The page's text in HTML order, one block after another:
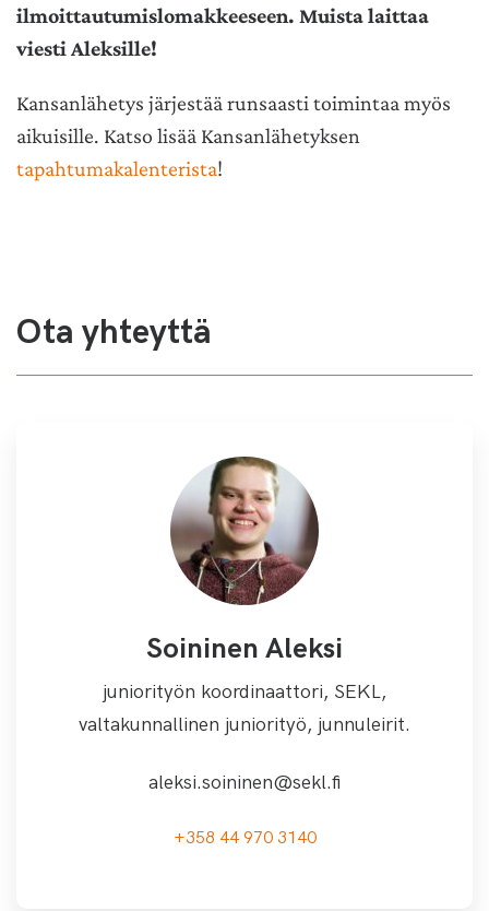
ilmoittautumislomakkeeseen. Muista laittaa
viesti Aleksille!
Kansanlähetys järjestää runsaasti toimintaa myös
aikuisille. Katso lisää Kansanlähetyksen
tapahtumakalenterista!
Ota yhteyttä
Soininen Aleksi
juniorityön koordinaattori, SEKL,
valtakunnallinen juniorityö, junnuleirit.
aleksi.soininen@sekl.fi
+358 44 970 3140